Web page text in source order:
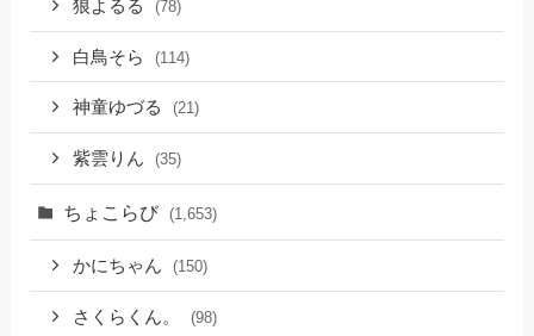
狼よるる (78)
白鳥そら (114)
神童ゆづる (21)
紫雲りん (35)
ちょこらび (1,653)
かにちゃん (150)
さくらくん。 (98)